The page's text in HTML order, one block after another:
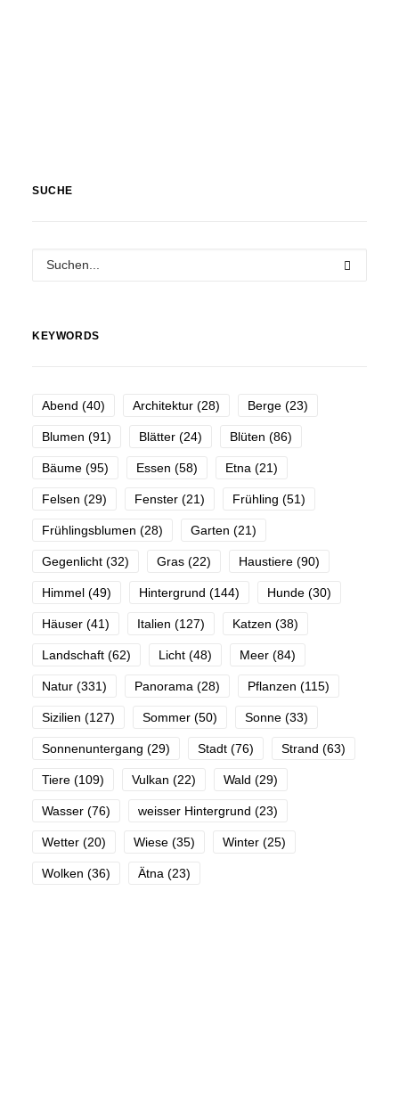
SUCHE
KEYWORDS
Abend (40) Architektur (28) Berge (23)
Blumen (91) Blätter (24) Blüten (86)
Bäume (95) Essen (58) Etna (21)
Felsen (29) Fenster (21) Frühling (51)
Frühlingsblumen (28) Garten (21)
Gegenlicht (32) Gras (22) Haustiere (90)
Himmel (49) Hintergrund (144) Hunde (30)
Häuser (41) Italien (127) Katzen (38)
Landschaft (62) Licht (48) Meer (84)
Natur (331) Panorama (28) Pflanzen (115)
Sizilien (127) Sommer (50) Sonne (33)
Sonnenuntergang (29) Stadt (76) Strand (63)
Tiere (109) Vulkan (22) Wald (29)
Wasser (76) weisser Hintergrund (23)
Wetter (20) Wiese (35) Winter (25)
Wolken (36) Ätna (23)